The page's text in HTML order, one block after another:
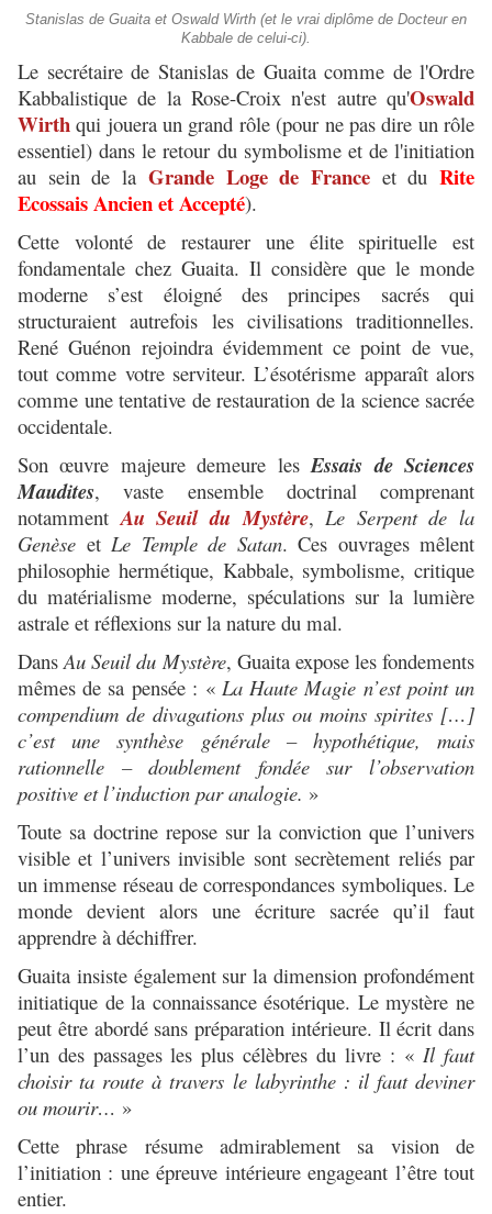
Stanislas de Guaita et Oswald Wirth (et le vrai diplôme de Docteur en
Kabbale de celui-ci).
Le secrétaire de Stanislas de Guaita comme de l'Ordre
Kabbalistique de la Rose-Croix n'est autre qu'Oswald
Wirth qui jouera un grand rôle (pour ne pas dire un rôle
essentiel) dans le retour du symbolisme et de l'initiation
au sein de la Grande Loge de Franceet duRite
Ecossais Ancien et Accepté).
Cette volonté de restaurer une élite spirituelle est
fondamentale chez Guaita. Il considère que le monde
moderne s’est éloigné des principes sacrés qui
structuraient autrefois les civilisations traditionnelles.
René Guénon rejoindra évidemment ce point de vue,
tout comme votre serviteur. L’ésotérisme apparaît alors
comme une tentative de restauration de la science sacrée
occidentale.
Son œuvre majeure demeure lesEssais de Sciences
Maudites, vaste ensemble doctrinal comprenant
notammentAu Seuil du Mystère,Le Serpent de la
Genèse et Le Temple de Satan. Ces ouvrages mêlent
philosophie hermétique, Kabbale, symbolisme, critique
du matérialisme moderne, spéculations sur la lumière
astrale et réflexions sur la nature du mal.
DansAu Seuil du Mystère, Guaita expose les fondements
mêmes de sa pensée : «La Haute Magie n’est point un
compendium de divagations plus ou moins spirites […]
c’est une synthèse générale – hypothétique, mais
rationnelle – doublement fondée sur l’observation
positive et l’induction par analogie. »
Toute sa doctrine repose sur la conviction que l’univers
visible et l’univers invisible sont secrètement reliés par
un immense réseau de correspondances symboliques. Le
monde devient alors une écriture sacrée qu’il faut
apprendre à déchiffrer.
Guaita insiste également sur la dimension profondément
initiatique de la connaissance ésotérique. Le mystère ne
peut être abordé sans préparation intérieure. Il écrit dans
l’un des passages les plus célèbres du livre : «Il faut
choisir ta route à travers le labyrinthe : il faut deviner
ou mourir… »
Cette phrase résume admirablement sa vision de
l’initiation : une épreuve intérieure engageant l’être tout
entier.